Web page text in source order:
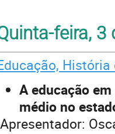
feira, 3
A educação
médio no